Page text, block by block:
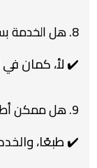
8. هل الخدمة بس في الجيزة والدقي؟
✔️ لأ، كمان في
9. هل ممكن أطلب تركيب محلول مع تغيير القسطرة؟
✔️ طبعًا،